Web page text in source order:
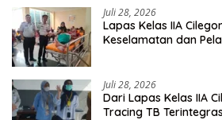
Juli 28, 2026
Lapas Kelas IIA
Keselamatan dan
Juli 28, 2026
Dari Lapas Kelas IIA
Tracing TB